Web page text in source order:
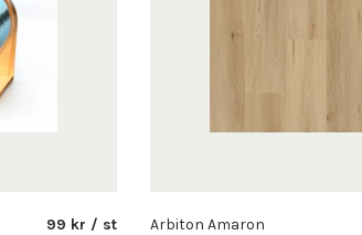
99 kr / st
Arbiton Amaron